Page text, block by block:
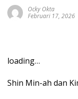
Ocky Okta
Februari 17, 2026
loading…
Shin Min-ah dan